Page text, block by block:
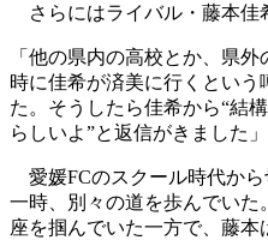
さらにはライバル・藤本佳
「他の県内の高校とか、県
時に佳希が済美に行くとい
た。そうしたら佳希から“結
らしいよ”と返信がきました」
愛媛FCのスクール時代から
一時、別々の道を歩んでい
座を掴んでいた一方で、藤